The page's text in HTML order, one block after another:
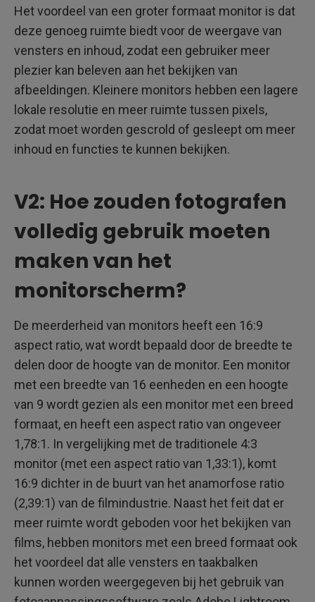
Het voordeel van een groter formaat monitor is dat
deze genoeg ruimte biedt voor de weergave van
vensters en inhoud, zodat een gebruiker meer
plezier kan beleven aan het bekijken van
afbeeldingen. Kleinere monitors hebben een lagere
lokale resolutie en meer ruimte tussen pixels,
zodat moet worden gescrold of gesleept om meer
inhoud en functies te kunnen bekijken.
V2: Hoe zouden fotografen
volledig gebruik moeten
maken van het
monitorscherm?
De meerderheid van monitors heeft een 16:9
aspect ratio, wat wordt bepaald door de breedte te
delen door de hoogte van de monitor. Een monitor
met een breedte van 16 eenheden en een hoogte
van 9 wordt gezien als een monitor met een breed
formaat, en heeft een aspect ratio van ongeveer
1,78:1. In vergelijking met de traditionele 4:3
monitor (met een aspect ratio van 1,33:1), komt
16:9 dichter in de buurt van het anamorfose ratio
(2,39:1) van de filmindustrie. Naast het feit dat er
meer ruimte wordt geboden voor het bekijken van
films, hebben monitors met een breed formaat ook
het voordeel dat alle vensters en taakbalken
kunnen worden weergegeven bij het gebruik van